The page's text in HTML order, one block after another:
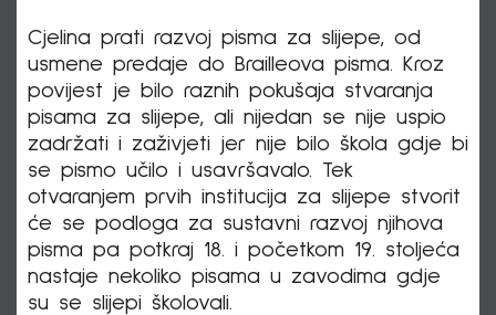
Cjelina prati razvoj pisma za slijepe, od
usmene predaje do Brailleova pisma. Kroz
povijest je bilo raznih pokušaja stvaranja
pisama za slijepe, ali nijedan se nije uspio
zadržati i zaživjeti jer nije bilo škola gdje bi
se pismo učilo i usavršavalo. Tek
otvaranjem prvih institucija za slijepe stvorit
će se podloga za sustavni razvoj njihova
pisma pa potkraj 18. i početkom 19. stoljeća
nastaje nekoliko pisama u zavodima gdje
su se slijepi školovali.